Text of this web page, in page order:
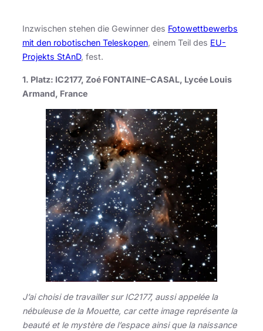
Inzwischen stehen die Gewinner des Fotowettbewerbs
mit den robotischen Teleskopen, einem Teil des EU-
Projekts StAnD, fest.
1. Platz: IC2177, Zoé FONTAINE–CASAL, Lycée Louis
Armand, France
J’ai choisi de travailler sur IC2177, aussi appelée la
nébuleuse de la Mouette, car cette image représente la
beauté et le mystère de l’espace ainsi que la naissance